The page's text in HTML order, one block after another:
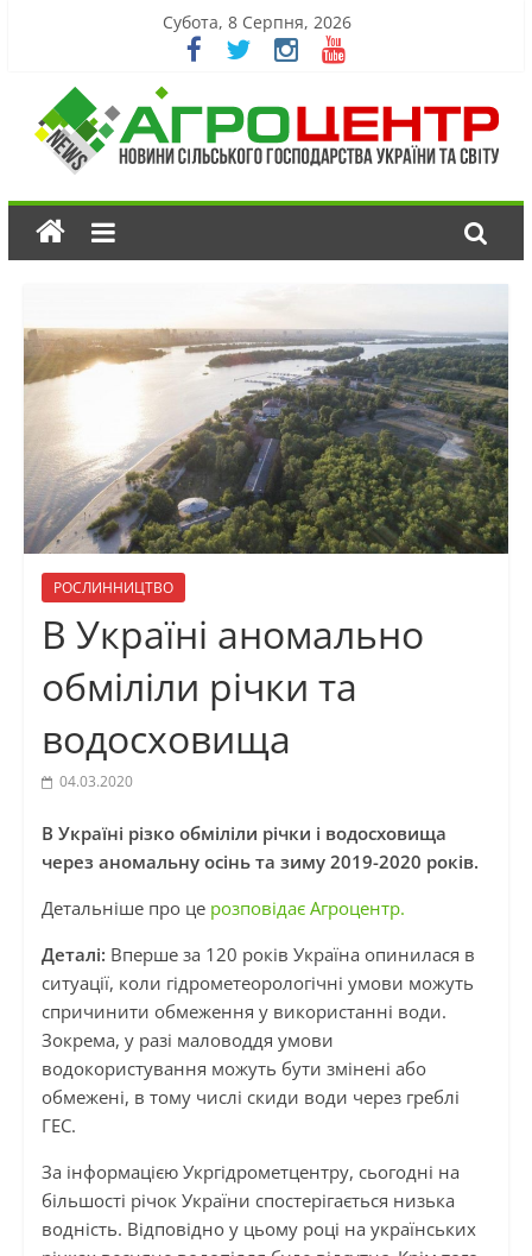
Субота, 8 Серпня, 2026
РОСЛИННИЦТВО
В Україні аномально
обміліли річки та
водосховища
04.03.2020
В Україні різко обміліли річки і водосховища
через аномальну осінь та зиму 2019-2020 років.
Детальніше про це розповідає Агроцентр.
Деталі: Вперше за 120 років Україна опинилася в
ситуації, коли гідрометеорологічні умови можуть
спричинити обмеження у використанні води.
Зокрема, у разі маловоддя умови
водокористування можуть бути змінені або
обмежені, в тому числі скиди води через греблі
ГЕС.
За інформацією Укргідрометцентру, сьогодні на
більшості річок України спостерігається низька
водність. Відповідно у цьому році на українських